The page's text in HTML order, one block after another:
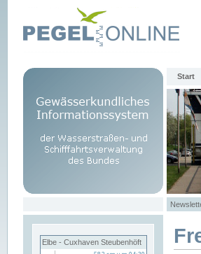
Start
Elbe - Cuxhaven Steubenhöft